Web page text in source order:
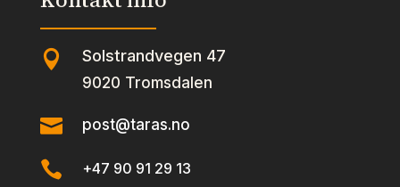
 Solstrandvegen 47
9020 Tromsdalen
 post@taras.no
 +47 90 91 29 13